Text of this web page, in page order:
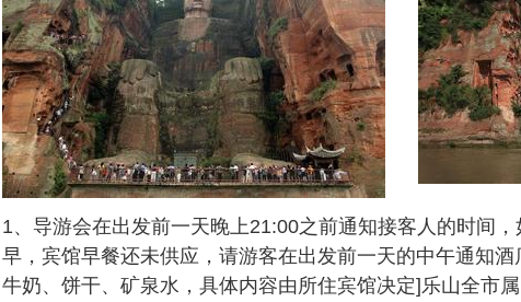
1、导游会在出发前一天晚上21:00之前通知接客人的时间
早，宾馆早餐还未供应，请游客在出发前一天的中午通知
牛奶、饼干、矿泉水，具体内容由所住宾馆决定]乐山全市